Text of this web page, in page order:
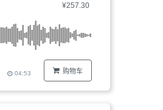
件
编
¥257.30
购物车
04:53